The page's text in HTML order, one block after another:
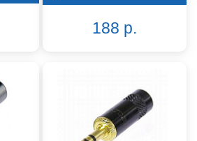
188 р.